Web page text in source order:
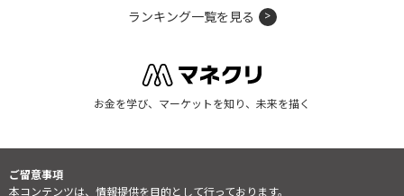
ランキング一覧を見る
お金を学び、マーケットを知り、未来を描く
ご留意事項
本コンテンツは、情報提供を目的として行っております。